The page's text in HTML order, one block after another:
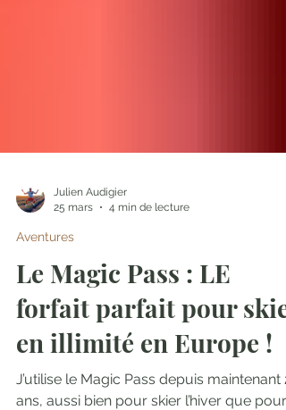
25 mars
Aventures
Le Magic Pass : LE
forfait parfait pour skier
en illimité en Europe !